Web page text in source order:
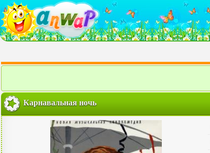
Карнавальная ночь